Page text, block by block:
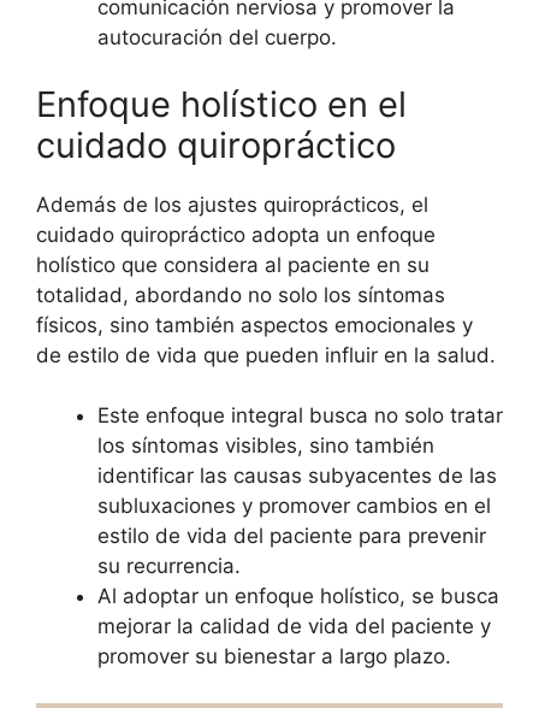
comunicación nerviosa y promover la
autocuración del cuerpo.
Enfoque holístico en el
cuidado quiropráctico
Además de los ajustes quiroprácticos, el
cuidado quiropráctico adopta un enfoque
holístico que considera al paciente en su
totalidad, abordando no solo los síntomas
físicos, sino también aspectos emocionales y
de estilo de vida que pueden influir en la salud.
Este enfoque integral busca no solo tratar
los síntomas visibles, sino también
identificar las causas subyacentes de las
subluxaciones y promover cambios en el
estilo de vida del paciente para prevenir
su recurrencia.
Al adoptar un enfoque holístico, se busca
mejorar la calidad de vida del paciente y
promover su bienestar a largo plazo.